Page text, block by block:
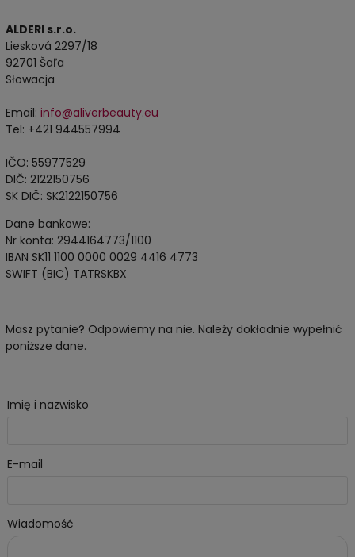
ALDERI s.r.o.
Liesková 2297/18
92701 Šaľa
Słowacja
Email: info@aliverbeauty.eu
Tel: +421 944557994
IČO: 55977529
DIČ: 2122150756
SK DIČ: SK2122150756
Dane bankowe:
Nr konta: 2944164773/1100
IBAN SK11 1100 0000 0029 4416 4773
SWIFT (BIC) TATRSKBX
Masz pytanie? Odpowiemy na nie. Należy dokładnie wypełnić
poniższe dane.
Imię i nazwisko
E-mail
Wiadomość